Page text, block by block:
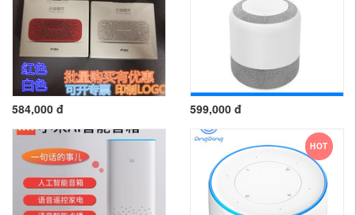
584,000 đ 599,000 đ
HOT